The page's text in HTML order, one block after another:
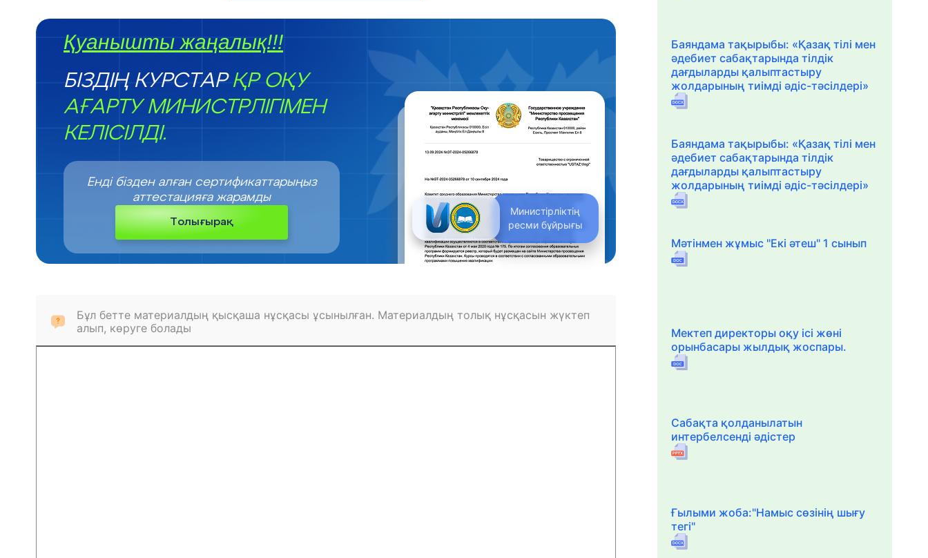
Қуанышты жаңалық!!!
БІЗДІҢ КУРСТАР ҚР ОҚУ
АҒАРТУ МИНИСТРЛІГІМЕН
КЕЛІСІЛДІ.
Министірліктің
ресми бұйрығы
Енді бізден алған сертификаттарыңыз
аттестацияға жарамды
Толығырақ
Бұл бетте материалдың қысқаша нұсқасы ұсынылған. Материалдың толық нұсқасын жүктеп
алып, көруге болады
Баяндама тақырыбы: «Қазақ тілі мен
әдебиет сабақтарында тілдік
дағдыларды қалыптастыру
жолдарының тиімді әдіс-тәсілдері»
Баяндама тақырыбы: «Қазақ тілі мен
әдебиет сабақтарында тілдік
дағдыларды қалыптастыру
жолдарының тиімді әдіс-тәсілдері»
Мәтінмен жұмыс "Екі әтеш" 1 сынып
Мектеп директоры оқу ісі жөні
орынбасары жылдық жоспары.
Сабақта қолданылатын
интербелсенді әдістер
Ғылыми жоба:"Намыс сөзінің шығу
тегі"